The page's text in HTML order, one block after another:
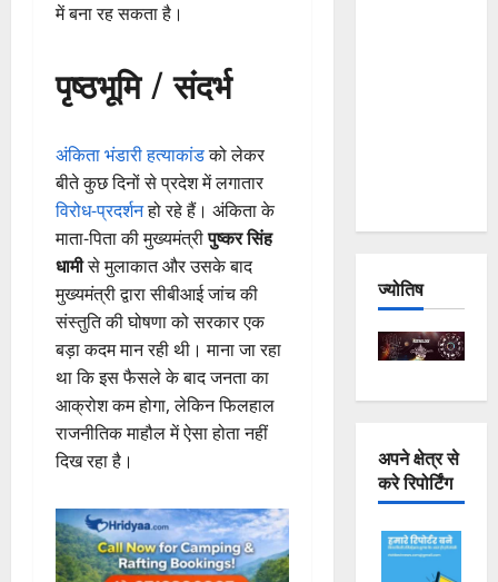
में बना रह सकता है।
पृष्ठभूमि / संदर्भ
अंकिता भंडारी हत्याकांडको लेकर
बीते कुछ दिनों से प्रदेश में लगातार
विरोध-प्रदर्शनहो रहे हैं। अंकिता के
माता-पिता की मुख्यमंत्रीपुष्कर सिंह
धामीसे मुलाकात और उसके बाद
मुख्यमंत्री द्वारा सीबीआई जांच की
संस्तुति की घोषणा को सरकार एक
बड़ा कदम मान रही थी। माना जा रहा
था कि इस फैसले के बाद जनता का
आक्रोश कम होगा, लेकिन फिलहाल
राजनीतिक माहौल में ऐसा होता नहीं
दिख रहा है।
ज्योतिष
अपने क्षेत्र से
करे रिपोर्टिंग